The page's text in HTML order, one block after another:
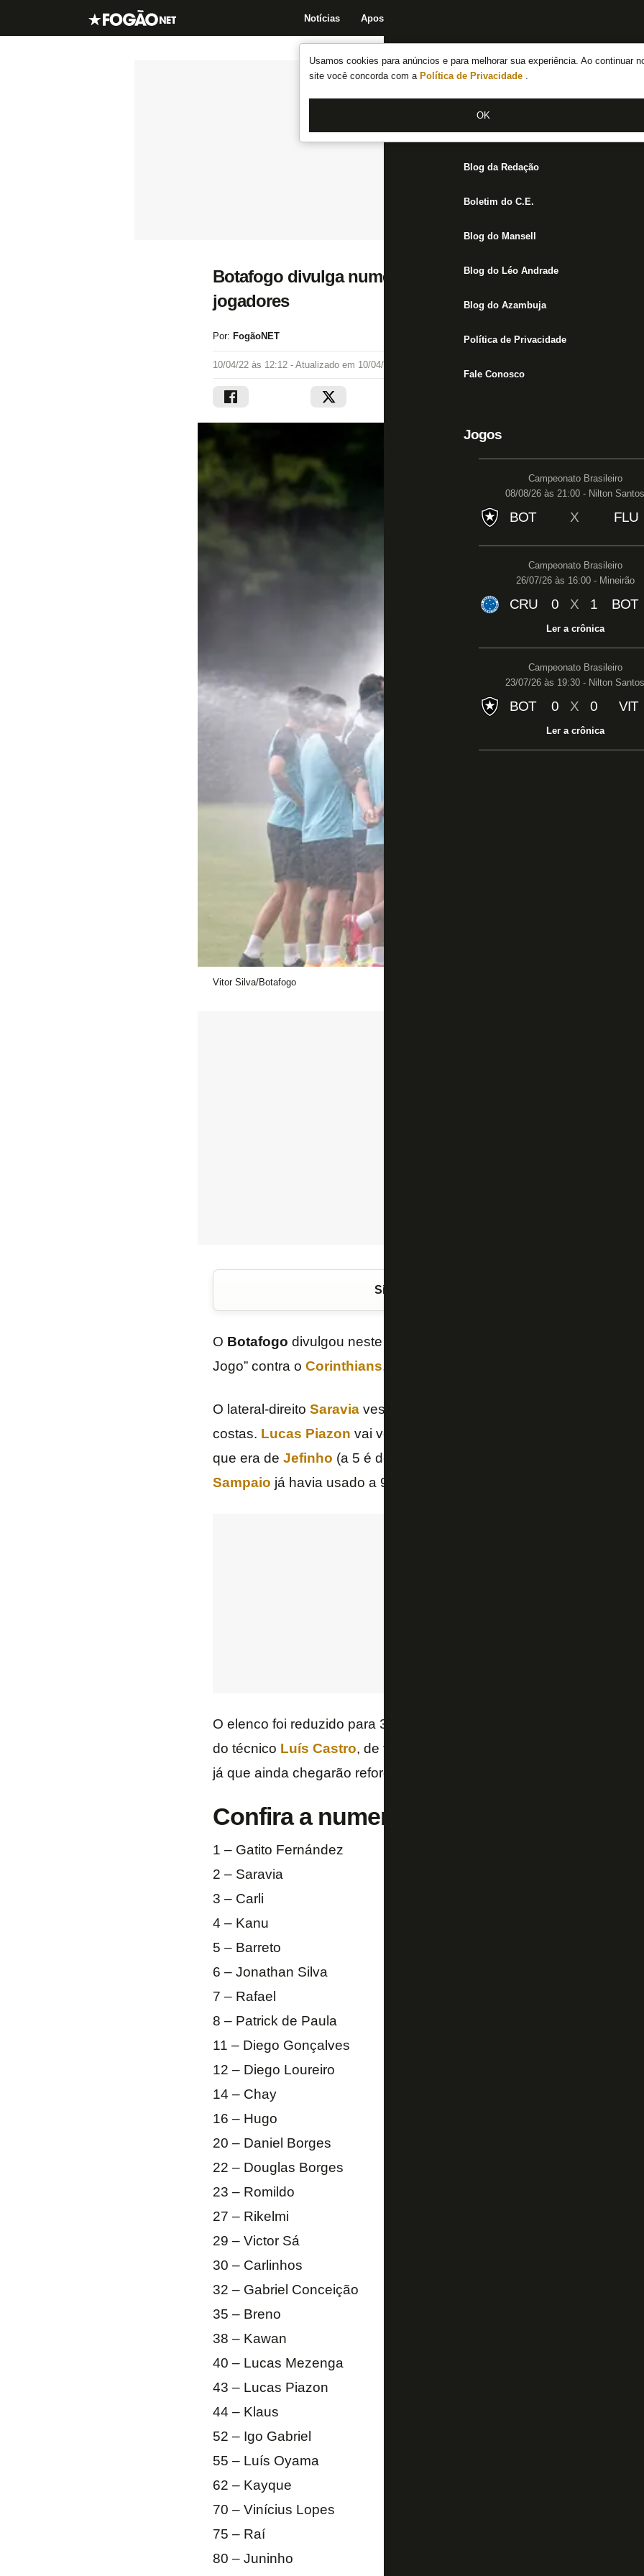
Usamos cookies para anúncios e para melhorar sua experiência. Ao continuar
site você concorda com a Política de Privacidade .
OK
Notícias Apostas
Notícias do Botafogo
Fórum
Jogos
Blog da Redação
Boletim do C.E.
Blog do Mansell
Blog do Léo Andrade
Blog do Azambuja
Política de Privacidade
Fale Conosco
Jogos
Campeonato Brasileiro
08/08/26 às 21:00 - Nilton Santos
BOT X FLU
Campeonato Brasileiro
26/07/26 às 16:00 - Mineirão
CRU 0 X 1 BOT
Ler a crônica
Campeonato Brasileiro
23/07/26 às 19:30 - Nilton Santos
BOT 0 X 0 VIT
Ler a crônica
Botafogo divulga numeração dos reforços; elenco é
jogadores
Por: FogãoNET
10/04/22 às 12:12 - Atualizado em 10/04/22 às 12:44
Vitor Silva/Botafogo
Siga o FogãoNET
O Botafogo divulgou neste domingo a numeração dos novos
Jogo” contra o Corinthians, pela primeira rodada do
O lateral-direito Saraviaveste a camisa 2, e o volante
costas. Lucas Piazon vai vestir a camisa 43 que era de
que era de Jefinho (a 5 é de
Sampaio já havia usado a 94 no Campeonato Carioca e segue com
O elenco foi reduzido para 33 atletas – 29 de linha mais quatro
do técnico Luís Castro, de trabalhar com um grupo menor. Mais
já que ainda chegarão reforços como
Confira a numeração do Botafogo:
1 – Gatito Fernández
2 – Saravia
3 – Carli
4 – Kanu
5 – Barreto
6 – Jonathan Silva
7 – Rafael
8 – Patrick de Paula
11 – Diego Gonçalves
12 – Diego Loureiro
14 – Chay
16 – Hugo
20 – Daniel Borges
22 – Douglas Borges
23 – Romildo
27 – Rikelmi
29 – Victor Sá
30 – Carlinhos
32 – Gabriel Conceição
35 – Breno
38 – Kawan
40 – Lucas Mezenga
43 – Lucas Piazon
44 – Klaus
52 – Igo Gabriel
55 – Luís Oyama
62 – Kayque
70 – Vinícius Lopes
75 – Raí
80 – Juninho